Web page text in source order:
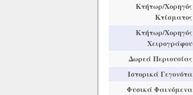
Κτήτωρ/Χορηγός
Κτίσματος
Κτήτωρ/Χορηγός
Χειρογράφου
Δωρεά Περιουσίας
Ιστορικά Γεγονότα
Φυσικά Φαινόμενα